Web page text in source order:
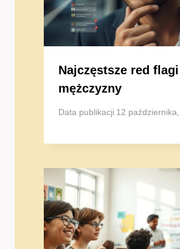
Najczęstsze red
mężczyzny
Data publikacji 12